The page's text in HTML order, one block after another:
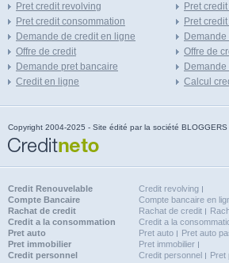
Pret credit revolving
Pret credit consommation
Demande de credit en ligne
Offre de credit
Demande pret bancaire
Credit en ligne
Pret
Pret
Demande
Offre de
Calcul
Copyright 2004-2025 - Site édité par la société BLOGGERS
Credit Renouvelable
Credit revolving
Compte Bancaire
Compte bancaire en
Rachat de credit
Rachat de credit
Credit a la consommation
Credit a la
Pret auto
Pret auto Pret auto
Pret immobilier
Pret immobilier
Credit personnel
Credit personnel Pret